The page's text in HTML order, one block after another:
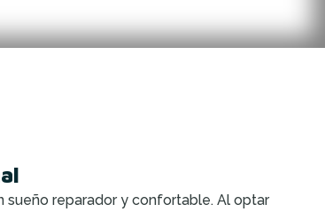
sueño reparador y confortable. Al optar